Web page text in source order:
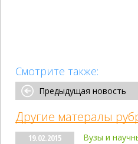
Смотрите также:
Предыдущая новость
Другие матералы
19.02.2015
Вузы и